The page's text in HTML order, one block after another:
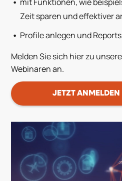
Zeit sparen und effektiver
Profile anlegen und
Melden Sie sich hier zu
Webinaren an.
JETZT ANMELDEN